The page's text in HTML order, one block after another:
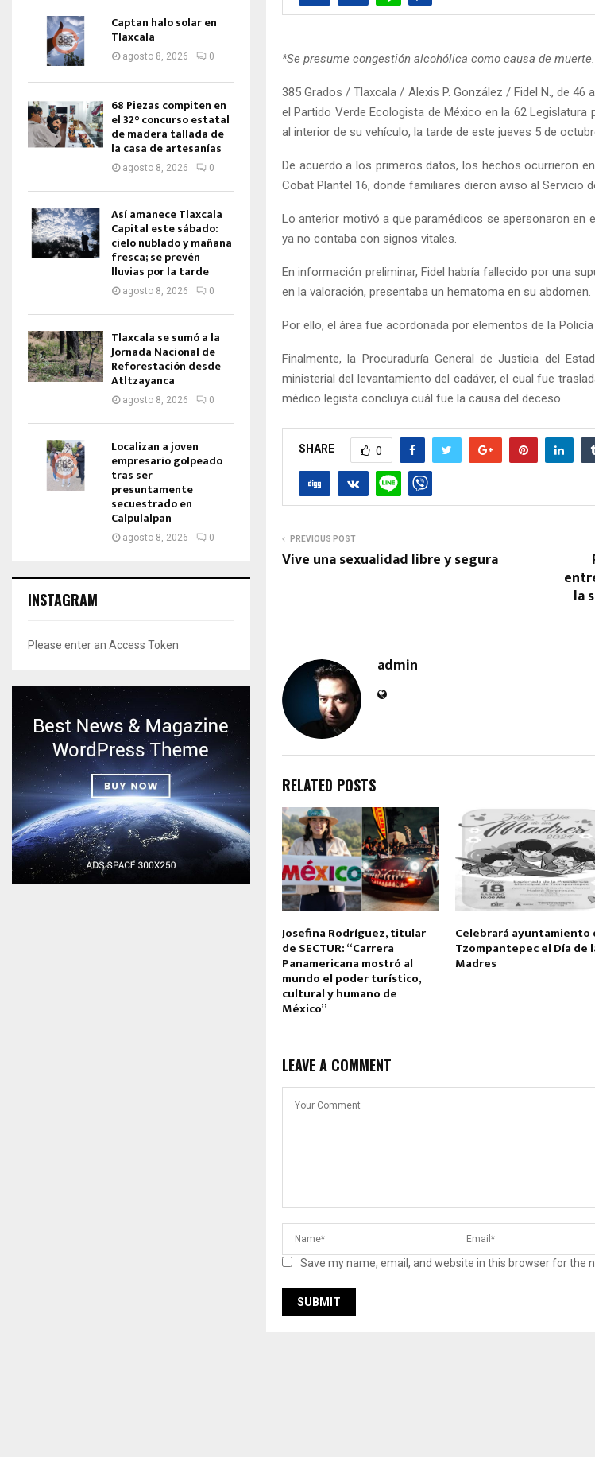
*Se presume congestión alcohólica como causa de muerte.
385 Grados / Tlaxcala / Alexis P. González / Fidel N., de
el Partido Verde Ecologista de México en la 62 Legislatura
al interior de su vehículo, la tarde de este jueves 5 de
De acuerdo a los primeros datos, los hechos ocurrieron
Cobat Plantel 16, donde familiares dieron aviso al Servicio
Lo anterior motivó a que paramédicos se apersonaron en
ya no contaba con signos vitales.
En información preliminar, Fidel habría fallecido por una
en la valoración, presentaba un hematoma en su abdomen.
Por ello, el área fue acordonada por elementos de la
Finalmente, la Procuraduría General de Justicia del
ministerial del levantamiento del cadáver, el cual fue
médico legista concluya cuál fue la causa del deceso.
SHARE 0
PREVIOUS POST
Vive una sexualidad libre y segura
la
admin
RELATED POSTS
Josefina Rodríguez, titular
de SECTUR: “Carrera
Panamericana mostró al
mundo el poder turístico,
cultural y humano de
México”
Celebrará ayuntamiento
Tzompantepec el Día de
Madres
LEAVE A COMMENT
Save my name, email, and website in this browser for the
Captan halo solar en
Tlaxcala
agosto 8, 2026 0
68 Piezas compiten en
el 32° concurso estatal
de madera tallada de
la casa de artesanías
agosto 8, 2026 0
Así amanece Tlaxcala
Capital este sábado:
cielo nublado y mañana
fresca; se prevén
lluvias por la tarde
agosto 8, 2026 0
Tlaxcala se sumó a la
Jornada Nacional de
Reforestación desde
Atltzayanca
agosto 8, 2026 0
Localizan a joven
empresario golpeado
tras ser
presuntamente
secuestrado en
Calpulalpan
agosto 8, 2026 0
INSTAGRAM
Please enter an Access Token
Reply Retweet Favorite